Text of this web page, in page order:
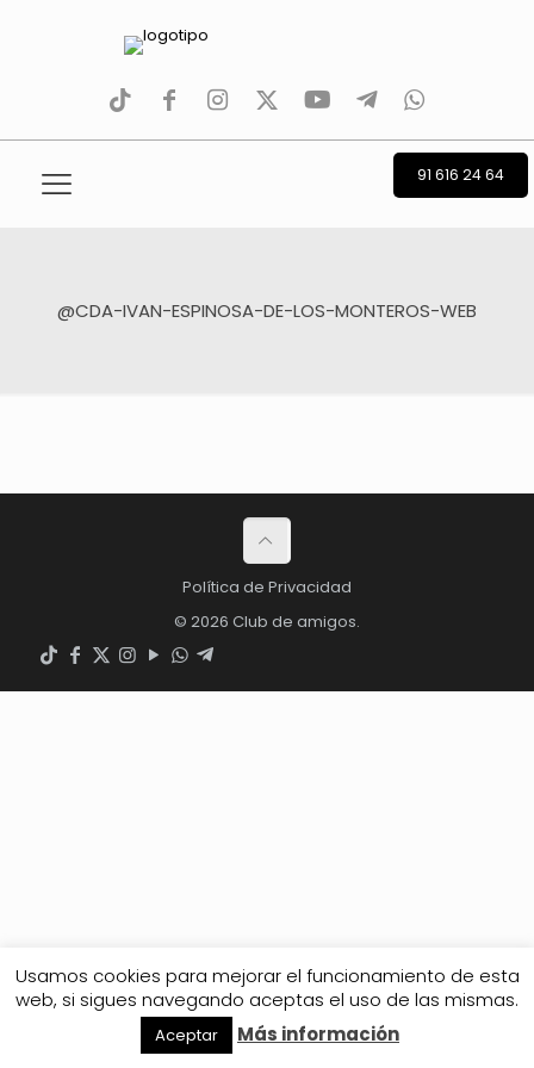
tiktokfacebookinstagram
TwitterYoutubeTelegramwhatsapp
91 616 24 64
@CDA-IVAN-ESPINOSA-DE-LOS-MONTEROS-WEB
Política de Privacidad
© 2026 Club de amigos.
Usamos cookies para mejorar el funcionamiento de esta
web, si sigues navegando aceptas el uso de las mismas.
Aceptar Más información